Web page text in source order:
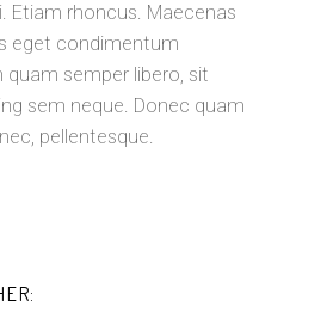
Etiam rhoncus. Maecenas
eget condimentum
quam semper libero, sit
sem neque. Donec quam
pellentesque.